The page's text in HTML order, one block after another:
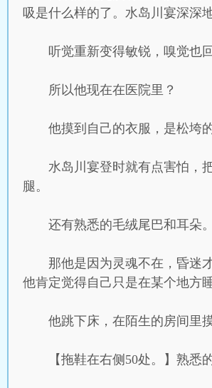
吸是什么样的了。水岛川宴深深
听觉重新变得敏锐，嗅觉也
所以他现在在医院里？
他摸到自己的衣服，是松垮
水岛川宴登时就有点害怕，
腿。
还有熟悉的毛绒尾巴和耳朵
那他是因为灵魂不在，昏迷
他肯定觉得自己只是在某个地方
他跳下床，在陌生的房间里
【拖鞋在右侧50处。】熟悉